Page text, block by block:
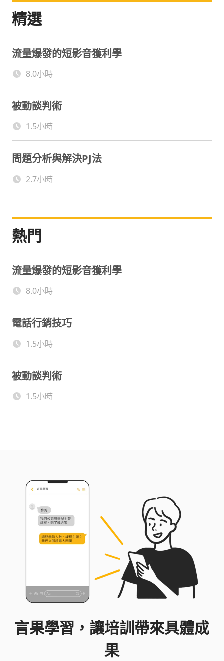
精選
流量爆發的短影音獲利學
8.0小時
被動談判術
1.5小時
問題分析與解決PJ法
2.7小時
熱門
流量爆發的短影音獲利學
8.0小時
電話行銷技巧
1.5小時
被動談判術
1.5小時
言果學習，讓培訓帶來具體成
果